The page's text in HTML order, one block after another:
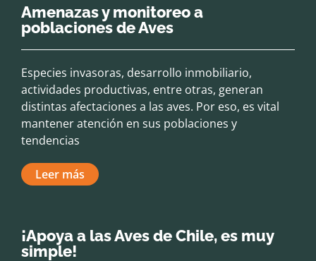
Amenazas y monitoreo a
poblaciones de Aves
Especies invasoras, desarrollo inmobiliario,
actividades productivas, entre otras, generan
distintas afectaciones a las aves. Por eso, es vital
mantener atención en sus poblaciones y
tendencias
Leer más
¡Apoya a las Aves de Chile, es muy
simple!